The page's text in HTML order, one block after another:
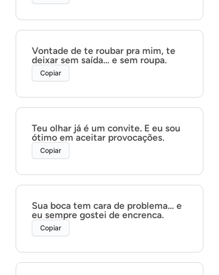
Vontade de te roubar pra mim, te
deixar sem saída… e sem roupa.
Copiar
Teu olhar já é um convite. E eu sou
ótimo em aceitar provocações.
Copiar
Sua boca tem cara de problema… e
eu sempre gostei de encrenca.
Copiar